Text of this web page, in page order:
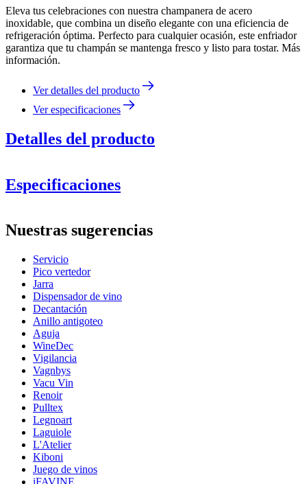
Eleva tus celebraciones con nuestra champanera de acero
inoxidable, que combina un diseño elegante con una eficiencia de
refrigeración óptima. Perfecto para cualquier ocasión, este enfriador
garantiza que tu champán se mantenga fresco y listo para tostar. Más
información.
Ver detalles del producto
Ver especificaciones
Detalles del producto
Especificaciones
Número de productoH520438
Dimensiones (AnxAlxP cm)
Peso (kg)
Altura (cm)10
Ancho (cm)19
Profundidad (cm)
wine accessories
Status When Soldout
Nuestras sugerencias
Servicio
Pico vertedor
Jarra
Dispensador de vino
Decantación
Anillo antigoteo
Aguja
WineDec
Vigilancia
Vagnbys
Vacu Vin
Renoir
Pulltex
Legnoart
Laguiole
L'Atelier
Kiboni
Juego de vinos